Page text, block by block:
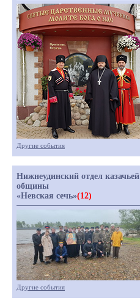
Другие события
Нижнеудинский отдел казачьей
общины
«Невская сечь»(12)
Другие события